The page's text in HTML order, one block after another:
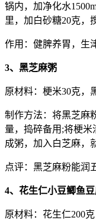
锅内，加净化水
里，加白砂糖20克，
作用：健脾养胃，生
3、黑芝麻粥
原材料：梗米30克，
制作方法：将黑芝麻
量，捣碎备用;将梗
成粥，加入白芝麻，
点评：黑芝麻粉能润
4、花生仁小豆鲫鱼
原材料：花生仁200